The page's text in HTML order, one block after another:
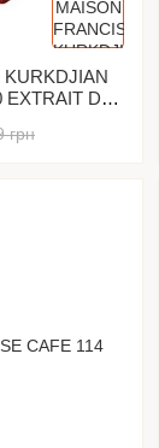
грн